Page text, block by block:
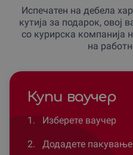
Испечатен на дебела
кутија за подарок, овој
со курирска компанија
на
Купи ваучер
1. Изберете ваучер
2. Додадете пакување